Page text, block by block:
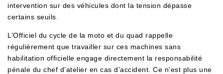
intervention sur des véhicules dont la tension dépasse
certains seuils.
L’Officiel du cycle de la moto et du quad rappelle
régulièrement que travailler sur ces machines sans
habilitation officielle engage directement la responsabilité
pénale du chef d’atelier en cas d’accident. Ce n’est plus une